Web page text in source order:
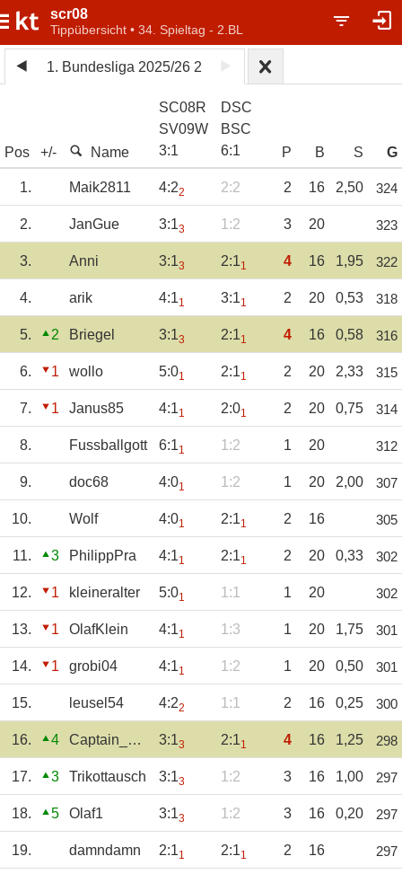
scr08
Tippübersicht • 34. Spieltag - 2.BL
1. Bundesliga 2025/26 2
Pos +/- Name
SC08R
SV09W
3:1
DSC
BSC
6:1 P B S G
1. Maik2811 4:22 2:2 2 16 2,50 324
2. JanGue 3:13 1:2 3 20 323
3. Anni 3:13 2:11 4 16 1,95 322
4. arik 4:11 3:11 2 20 0,53 318
5. 2 Briegel 3:13 2:11 4 16 0,58 316
6. 1 wollo 5:01 2:11 2 20 2,33 315
7. 1 Janus85 4:11 2:01 2 20 0,75 314
8. Fussballgott 6:11 1:2 1 20 312
9. doc68 4:01 1:2 1 20 2,00 307
10. Wolf 4:01 2:11 2 16 305
11. 3 PhilippPra 4:11 2:11 2 20 0,33 302
12. 1 kleineralter 5:01 1:1 1 20 302
13. 1 OlafKlein 4:11 1:3 1 20 1,75 301
14. 1 grobi04 4:11 1:2 1 20 0,50 301
15. leusel54 4:22 1:1 2 16 0,25 300
16. 4 Captain_Mauri 3:13 2:11 4 16 1,25 298
17. 3 Trikottausch 3:13 1:2 3 16 1,00 297
18. 5 Olaf1 3:13 1:2 3 16 0,20 297
19. damndamn 2:11 2:11 2 16 297